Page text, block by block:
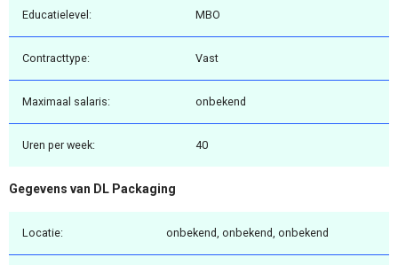
Educatielevel: MBO
Contracttype: Vast
Maximaal salaris: onbekend
Uren per week: 40
Gegevens van DL Packaging
Locatie: onbekend, onbekend, onbekend